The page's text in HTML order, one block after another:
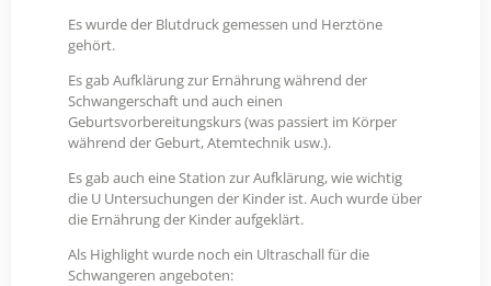
Es wurde der Blutdruck gemessen und Herztöne
gehört.
Es gab Aufklärung zur Ernährung während der
Schwangerschaft und auch einen
Geburtsvorbereitungskurs (was passiert im Körper
während der Geburt, Atemtechnik usw.).
Es gab auch eine Station zur Aufklärung, wie wichtig
die U Untersuchungen der Kinder ist. Auch wurde über
die Ernährung der Kinder aufgeklärt.
Als Highlight wurde noch ein Ultraschall für die
Schwangeren angeboten: